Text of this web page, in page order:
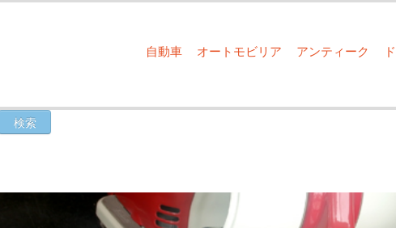
自動車 オートモビリア アンティーク